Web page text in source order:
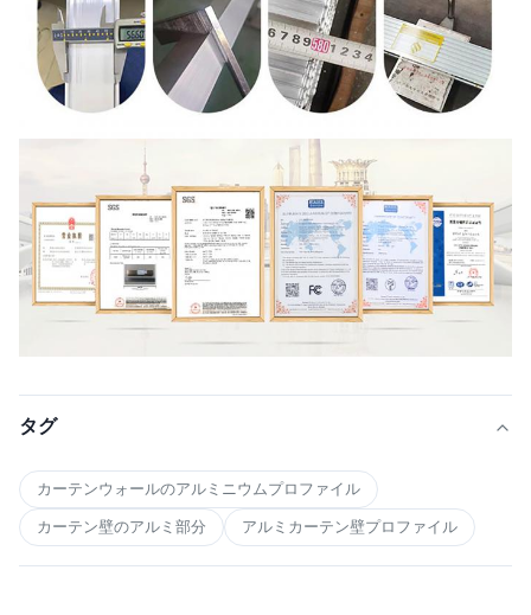
タグ
カーテンウォールのアルミニウムプロファイル
カーテン壁のアルミ部分 アルミカーテン壁プロファイル